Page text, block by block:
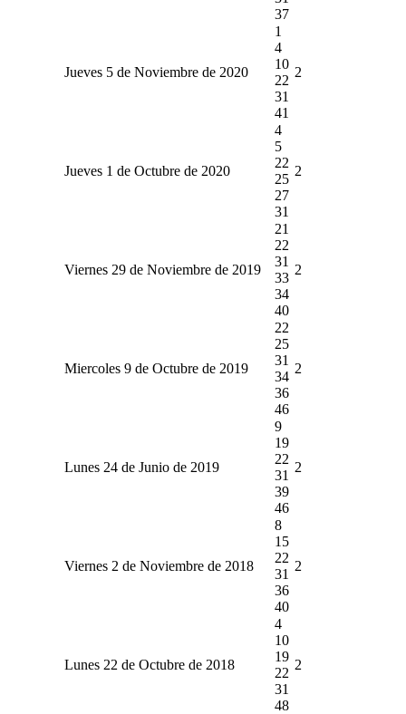
37
Jueves 5 de Noviembre de 2020
1
4
10
22
31
41
2
Jueves 1 de Octubre de 2020
4
5
22
25
27
31
2
Viernes 29 de Noviembre de 2019
21
22
31
33
34
40
2
Miercoles 9 de Octubre de 2019
22
25
31
34
36
46
2
Lunes 24 de Junio de 2019
9
19
22
31
39
46
2
Viernes 2 de Noviembre de 2018
8
15
22
31
36
40
2
Lunes 22 de Octubre de 2018
4
10
19
22
31
48
2